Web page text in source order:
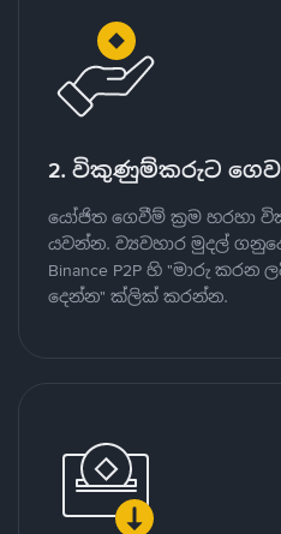
2. විකුණුම්කරුට
යෝජිත ගෙවීම් ක්‍රම හරහා
යවන්න. ව්‍යවහාර මුදල්
Binance P2P හි "මාරු
දෙන්න" ක්ලික් කරන්න.